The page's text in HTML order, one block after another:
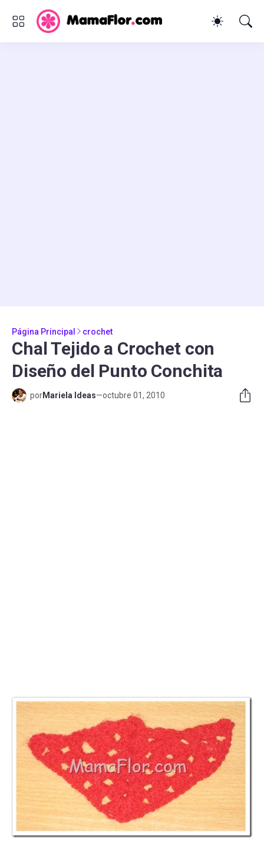
Página Principal crochet
Chal Tejido a Crochet con
Diseño del Punto Conchita
porMariela Ideas—octubre 01, 2010